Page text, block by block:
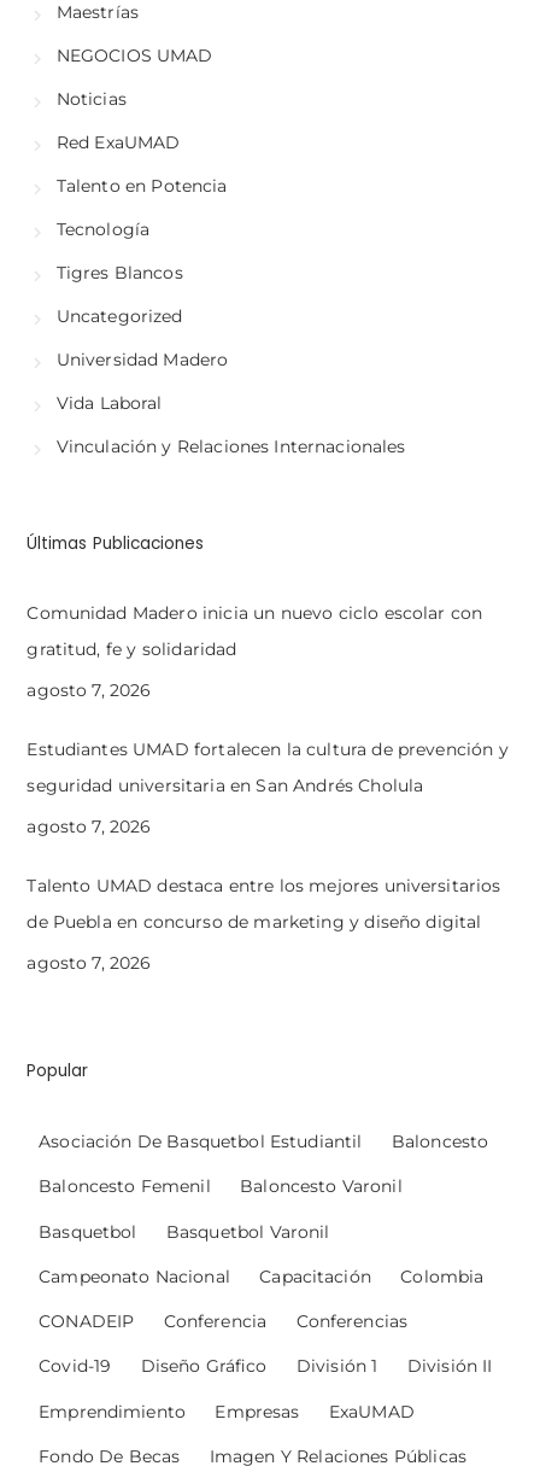
Maestrías
NEGOCIOS UMAD
Noticias
Red ExaUMAD
Talento en Potencia
Tecnología
Tigres Blancos
Uncategorized
Universidad Madero
Vida Laboral
Vinculación y Relaciones Internacionales
Últimas Publicaciones
Comunidad Madero inicia un nuevo ciclo escolar con
gratitud, fe y solidaridad
agosto 7, 2026
Estudiantes UMAD fortalecen la cultura de prevención y
seguridad universitaria en San Andrés Cholula
agosto 7, 2026
Talento UMAD destaca entre los mejores universitarios
de Puebla en concurso de marketing y diseño digital
agosto 7, 2026
Popular
Asociación De Basquetbol Estudiantil Baloncesto
Baloncesto Femenil Baloncesto Varonil
Basquetbol Basquetbol Varonil
Campeonato Nacional Capacitación Colombia
CONADEIP Conferencia Conferencias
Covid-19 Diseño Gráfico División 1 División II
Emprendimiento Empresas ExaUMAD
Fondo De Becas Imagen Y Relaciones Públicas